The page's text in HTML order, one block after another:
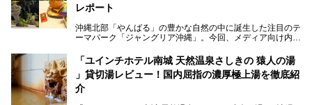
レポート
沖縄北部「やんばる」の豊かな自然の中に誕生した注目のテ
ーマパーク「ジャングリア沖縄」。今回、メディア向け内覧
グリアの全貌をお届けすべく、見どころや料金、アクセス方
法まで徹底解説していきます。
「ユインチホテル南城 天然温泉さしきの 猿人の湯
」貸切湯レビュー！国内屈指の濃厚極上湯を徹底紹
介